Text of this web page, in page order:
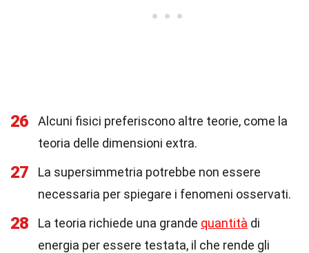
26
Alcuni fisici preferiscono altre teorie, come la
teoria delle dimensioni extra.
27
La supersimmetria potrebbe non essere
necessaria per spiegare i fenomeni osservati.
28 La teoria richiede una grande quantità di
energia per essere testata, il che rende gli